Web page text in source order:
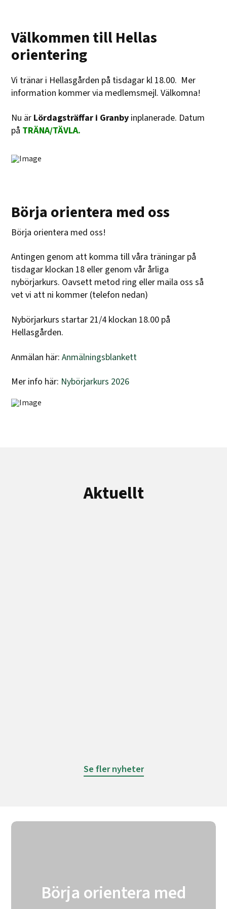
Välkommen till Hellas
orientering
Vi tränar i Hellasgården på tisdagar kl 18.00. Mer
information kommer via medlemsmejl. Välkomna!
Nu är Lördagsträffar i Granby inplanerade. Datum
på TRÄNA/TÄVLA.
Börja orientera med oss
Börja orientera med oss!
Antingen genom att komma till våra träningar på
tisdagar klockan 18 eller genom vår årliga
nybörjarkurs. Oavsett metod ring eller maila oss så
vet vi att ni kommer (telefon nedan)
Nybörjarkurs startar 21/4 klockan 18.00 på
Hellasgården.
Anmälan här:Anmälningsblankett
Mer info här: Nybörjarkurs 2026
Aktuellt
Se fler nyheter
Börja orientera med